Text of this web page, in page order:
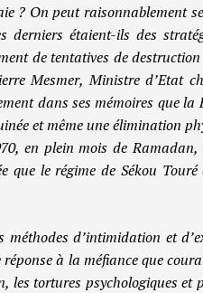
? On peut raisonnablement
derniers étaient-ils des
de tentatives de
Mesmer, Ministre d’Etat
dans ses mémoires que la
et même une élimination
en plein mois de Ramadan,
que le régime de Sékou
d’intimidation et
à la méfiance que
les tortures psychologiques et